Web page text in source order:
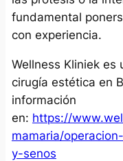
fundamental
con experiencia.
Wellness Kliniek es
cirugía estética en
información
en: https://
mamaria/
y-senos